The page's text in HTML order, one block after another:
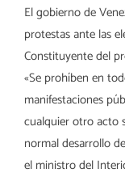
El gobierno de
protestas ante las
Constituyente del
«Se prohíben en
manifestaciones
cualquier otro acto
normal desarrollo
el ministro del